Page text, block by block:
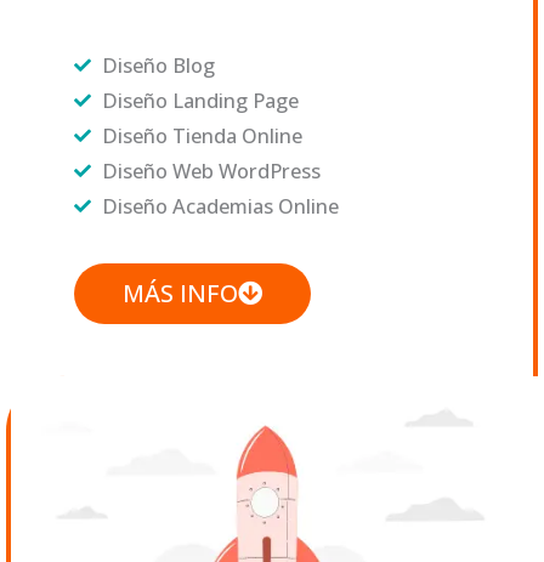
Diseño Blog
Diseño Landing Page
Diseño Tienda Online
Diseño Web WordPress
Diseño Academias Online
MÁS INFO